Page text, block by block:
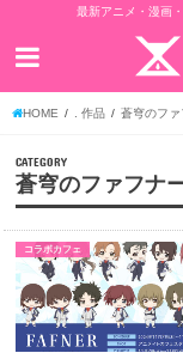
最新アニメ・漫画
HOME . 作品 蒼穹のファ
CATEGORY
蒼穹のファフナ
コラボカフェ